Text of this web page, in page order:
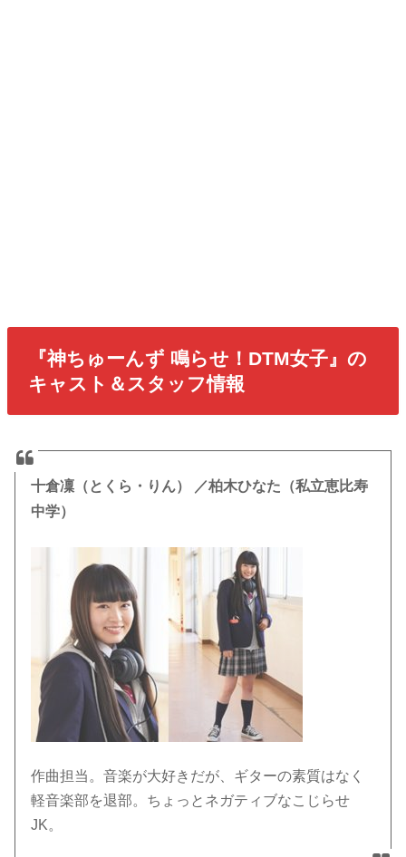
『神ちゅーんず 鳴らせ！DTM女子』の
キャスト＆スタッフ情報
十倉凜（とくら・りん） ／柏木ひなた（私立恵比寿
中学）
作曲担当。音楽が大好きだが、ギターの素質はなく
軽音楽部を退部。ちょっとネガティブなこじらせ
JK。